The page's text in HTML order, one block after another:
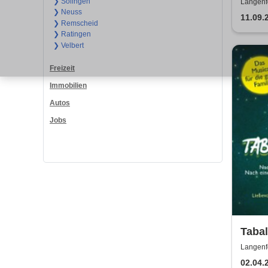
❯ Neuss
❯ Remscheid
❯ Ratingen
❯ Velbert
Freizeit
Immobilien
Autos
Jobs